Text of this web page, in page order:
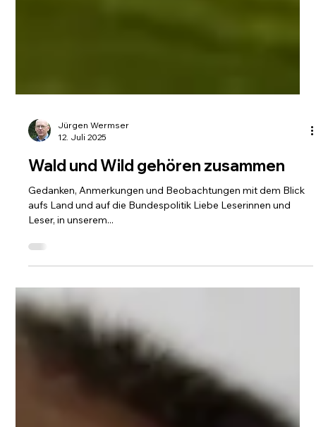
Jürgen Wermser
12. Juli 2025
Wald und Wild gehören zusammen
Gedanken, Anmerkungen und Beobachtungen mit dem Blick
aufs Land und auf die Bundespolitik Liebe Leserinnen und